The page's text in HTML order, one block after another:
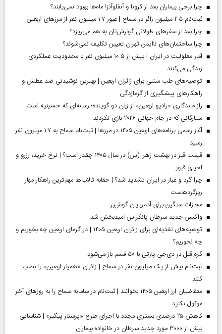
چرا برخی بیماران بعد از کرونا و آنفلوآنزا ماه‌ها بهبود نمی‌یابند؟
ثبت‌نام ۲.۵ میلیون زائر در سماح | عبور ۱.۷ میلیون نفر از مرز‌های اربعین
چرا بعد از سفرهای طولانی گوارش‌تان به هم می‌ریزد؟
چرا ساختمان‌های ناایمن تهران تعیین تکلیف نمی‌شوند؟
آمار معلولیت در ایران | بیش از ۱۰.۵ میلیون نفر با محدودیت عملکردی
زندگی می‌کنند
توصیه‌های طب سنتی برای زائران اربعین | بهترین نوشیدنی ضد عطش و
راهکارهای پیشگیری از گرمازدگی
راز ماندگاری «رادیو اربعین» از زبان دو گوینده؛ رسانه‌ای که حسینیه است
ستارگانی که در جام جهانی ۲۰۲۶ بازی نکردند
آغاز رسمی برنامه‌های اربعین ۱۴۰۵ در مرز‌ها | ثبت‌نام سماح به ۱.۷ میلیون نفر
رسید
قیمت قبر در بهشت زهرا (س) در سال ۱۴۰۵ چقدر است؟ | نرخ خرید، رزرو و
احیای قبور
چرا گرد و غبار در ایران تشدید شد؟ | حقابه تالاب‌ها مهم‌ترین راهکار مهار
ریزگردهاست
مجازات سنگین برای آدم‌ربایان گوش‌بر
واکسن جدید سرطان پانکراس امیدبخش شد
توصیه‌های تغذیه‌ای برای زائران اربعین ۱۴۰۵ | در گرمای اربعین چه بخوریم و
چه نخوریم؟
گره قتل در دی‌جی پارتی با ۵۰ قسم باز می‌شود
ثبت‌نام بیش از یک میلیون نفر در سماح | زائران «همیار اربعین» را نصب
کنند
متقاضیان ارز اربعین ۱۴۰۵ بخوانند | ثبت‌نام در سامانه سماح را به روز‌های آخر
موکول نکنید
کاهش ۲۵ درصدی بستری مجدد با اجرای طرح «پرستار پیگیر» | شناسایی
بیش از ۳۰۰۰ مورد جدید سرطان در خانواده بیماران